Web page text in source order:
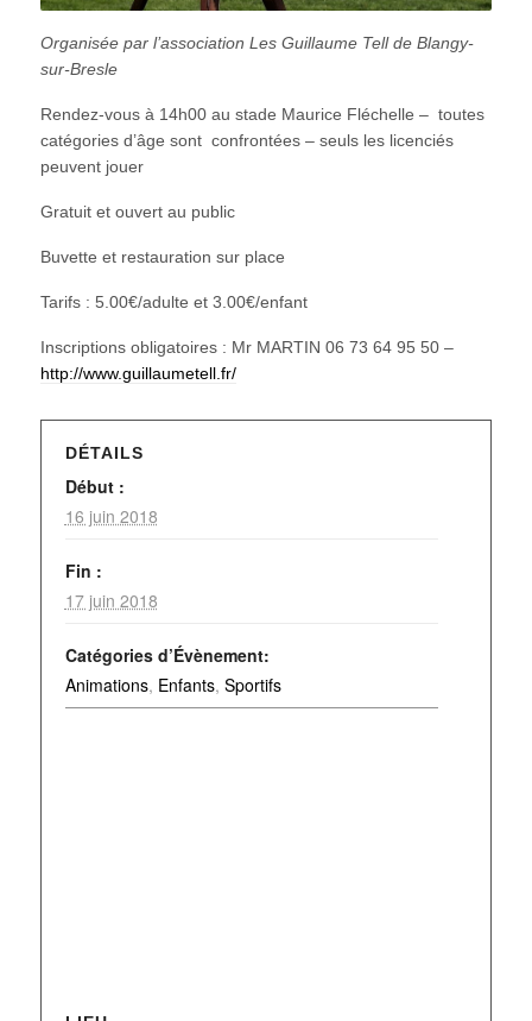
Organisée par l’association Les Guillaume Tell de Blangy-
sur-Bresle
Rendez-vous à 14h00 au stade Maurice Fléchelle – toutes
catégories d’âge sont confrontées – seuls les licenciés
peuvent jouer
Gratuit et ouvert au public
Buvette et restauration sur place
Tarifs : 5.00€/adulte et 3.00€/enfant
Inscriptions obligatoires : Mr MARTIN 06 73 64 95 50 –
http://www.guillaumetell.fr/
DÉTAILS
Début :
16 juin 2018
Fin :
17 juin 2018
Catégories d’Évènement:
Animations, Enfants, Sportifs